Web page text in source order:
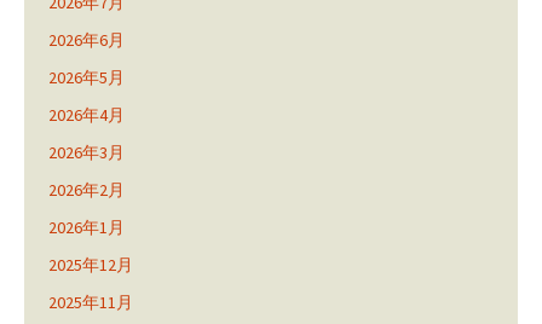
2026年6月
2026年5月
2026年4月
2026年3月
2026年2月
2026年1月
2025年12月
2025年11月